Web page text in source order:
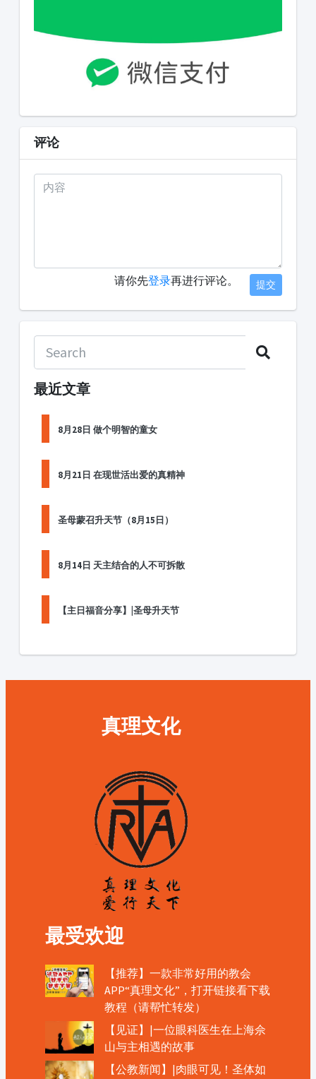
评论
请你先登录再进行评论。 提交
最近文章
8月28日 做个明智的童女
8月21日 在现世活出爱的真精神
圣母蒙召升天节（8月15日）
8月14日 天主结合的人不可拆散
【主日福音分享】|圣母升天节
真理文化
最受欢迎
【推荐】一款非常好用的教会
APP“真理文化”，打开链接看下载
教程（请帮忙转发）
【见证】|一位眼科医生在上海佘
山与主相遇的故事
【公教新闻】|肉眼可见！圣体如